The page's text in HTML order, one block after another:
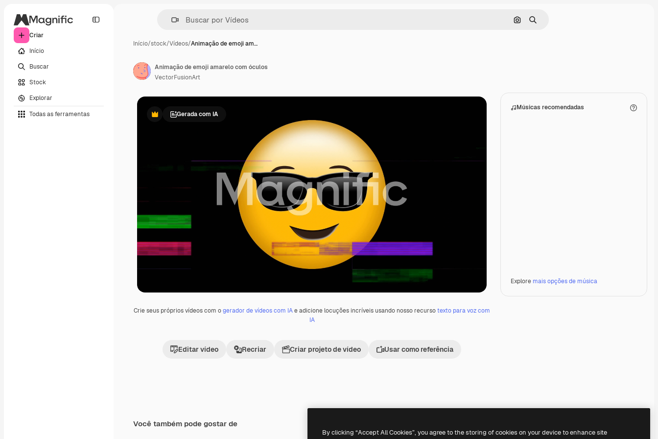
Criar
Início
Buscar
Stock
Explorar
Todas as ferramentas
Pesquisar por imagem
Buscar
Início/stock/Vídeos/Animação de emoji am…
PremiumGerada com IA
Crie seus próprios vídeos com ogerador de vídeos com IAe adicione locuções incríveis usando nosso recursotexto para voz com
IA
Editar vídeo Recriar Criar projeto de vídeo Usar como referência
Músicas recomendadas
Explore mais opções de música
Animação de emoji amarelo com óculos
VectorFusionArt
Você também pode gostar de
Gerado por IA Premium
Premium
Gerado por IA Premium
PremiumGerado por IA
By clicking “Accept All Cookies”, you agree to the storing of cookies on your device to enhance site